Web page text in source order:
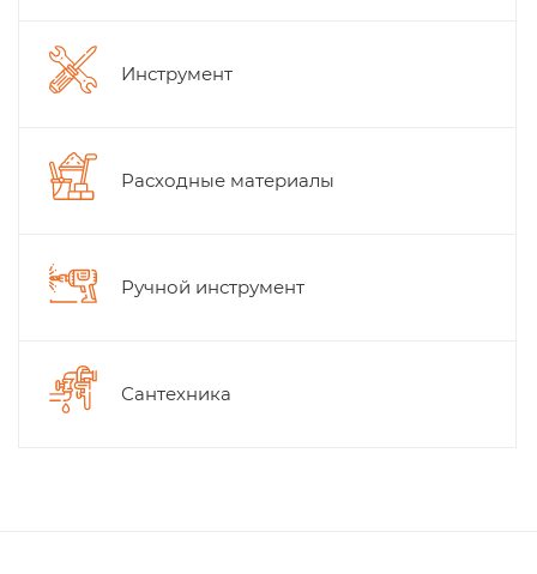
Инструмент
Расходные материалы
Ручной инструмент
Сантехника